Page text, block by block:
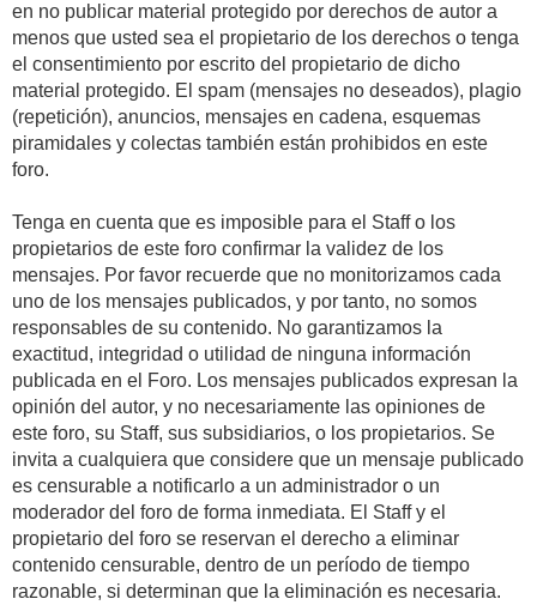
en no publicar material protegido por derechos de autor a
menos que usted sea el propietario de los derechos o tenga
el consentimiento por escrito del propietario de dicho
material protegido. El spam (mensajes no deseados), plagio
(repetición), anuncios, mensajes en cadena, esquemas
piramidales y colectas también están prohibidos en este
foro.
Tenga en cuenta que es imposible para el Staff o los
propietarios de este foro confirmar la validez de los
mensajes. Por favor recuerde que no monitorizamos cada
uno de los mensajes publicados, y por tanto, no somos
responsables de su contenido. No garantizamos la
exactitud, integridad o utilidad de ninguna información
publicada en el Foro. Los mensajes publicados expresan la
opinión del autor, y no necesariamente las opiniones de
este foro, su Staff, sus subsidiarios, o los propietarios. Se
invita a cualquiera que considere que un mensaje publicado
es censurable a notificarlo a un administrador o un
moderador del foro de forma inmediata. El Staff y el
propietario del foro se reservan el derecho a eliminar
contenido censurable, dentro de un período de tiempo
razonable, si determinan que la eliminación es necesaria.